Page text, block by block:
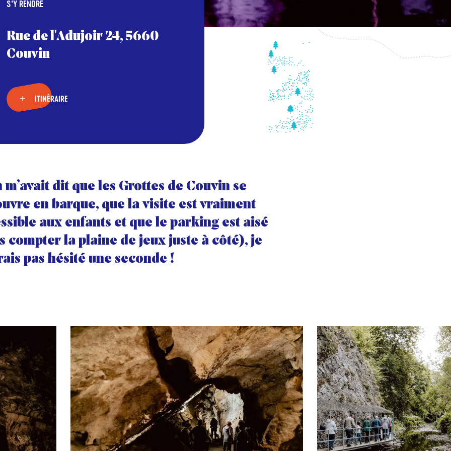
S’Y RENDRE
Rue de l'Adujoir 24, 5660
Couvin
ITINÉRAIRE
m’avait dit que les Grottes de Couvin se
en barque, que la visite est vraiment
aux enfants et que le parking est aisé
compter la plaine de jeux juste à côté), je
pas hésité une seconde !